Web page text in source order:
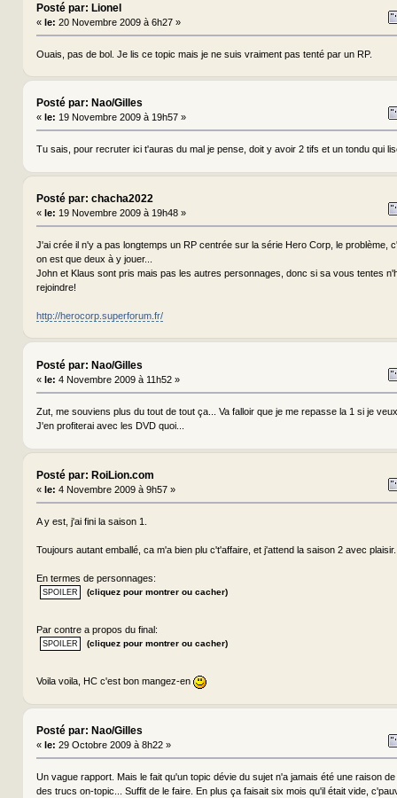
Posté par: Lionel
« le: 20 Novembre 2009 à 6h27 »
Ouais, pas de bol. Je lis ce topic mais je ne suis vraiment pas tenté par un RP.
Posté par: Nao/Gilles
« le: 19 Novembre 2009 à 19h57 »
Tu sais, pour recruter ici t'auras du mal je pense, doit y avoir 2 tifs et un tondu qui
Posté par: chacha2022
« le: 19 Novembre 2009 à 19h48 »
J'ai crée il n'y a pas longtemps un RP centrée sur la série Hero Corp, le problème,
on est que deux à y jouer...
John et Klaus sont pris mais pas les autres personnages, donc si sa vous tentes
rejoindre!
http://herocorp.superforum.fr/
Posté par: Nao/Gilles
« le: 4 Novembre 2009 à 11h52 »
Zut, me souviens plus du tout de tout ça... Va falloir que je me repasse la 1 si je
J'en profiterai avec les DVD quoi...
Posté par: RoiLion.com
« le: 4 Novembre 2009 à 9h57 »
A y est, j'ai fini la saison 1.
Toujours autant emballé, ca m'a bien plu c't'affaire, et j'attend la saison 2 avec plaisir.
En termes de personnages:
(cliquez pour montrer ou cacher)
Par contre a propos du final:
(cliquez pour montrer ou cacher)
Voila voila, HC c'est bon mangez-en
Posté par: Nao/Gilles
« le: 29 Octobre 2009 à 8h22 »
Un vague rapport. Mais le fait qu'un topic dévie du sujet n'a jamais été une raison
des trucs on-topic... Suffit de le faire. En plus ça faisait six mois qu'il était vide,